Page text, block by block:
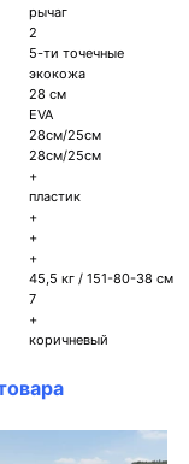
рычаг
2
5-ти точечные
экокожа
28 см
EVA
28см/25см
28см/25см
+
пластик
+
+
+
45,5 кг / 151-80-38 см
7
+
коричневый